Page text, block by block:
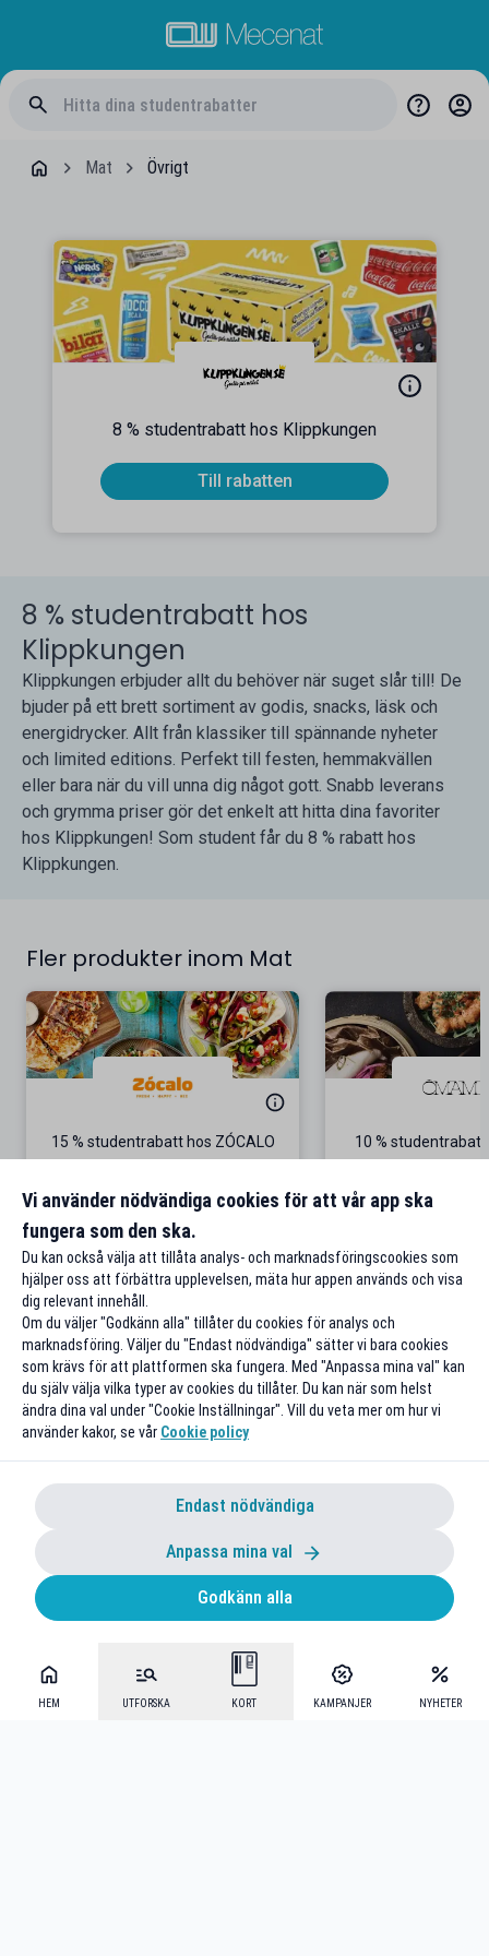
HEM UTFORSKA KORT KAMPANJER NYHETER
Mat Övrigt
8 % studentrabatt hos Klippkungen
Till rabatten
8 % studentrabatt hos
Klippkungen
Klippkungen erbjuder allt du behöver när suget slår till! De
bjuder på ett brett sortiment av godis, snacks, läsk och
energidrycker. Allt från klassiker till spännande nyheter
och limited editions. Perfekt till festen, hemmakvällen
eller bara när du vill unna dig något gott. Snabb leverans
och grymma priser gör det enkelt att hitta dina favoriter
hos Klippkungen! Som student får du 8 % rabatt hos
Klippkungen.
Fler produkter inom Mat
15 % studentrabatt hos ZÓCALO
med
Till rabatten
10 %
Vi använder nödvändiga cookies för att vår app ska
fungera som den ska.
Du kan också välja att tillåta analys- och marknadsföringscookies som
hjälper oss att förbättra upplevelsen, mäta hur appen används och visa
dig relevant innehåll.
Om du väljer "Godkänn alla" tillåter du cookies för analys och
marknadsföring. Väljer du "Endast nödvändiga" sätter vi bara cookies
som krävs för att plattformen ska fungera. Med "Anpassa mina val" kan
du själv välja vilka typer av cookies du tillåter. Du kan när som helst
ändra dina val under "Cookie Inställningar". Vill du veta mer om hur vi
använder kakor, se vår Cookie policy
Endast nödvändiga
Anpassa mina val
Godkänn alla